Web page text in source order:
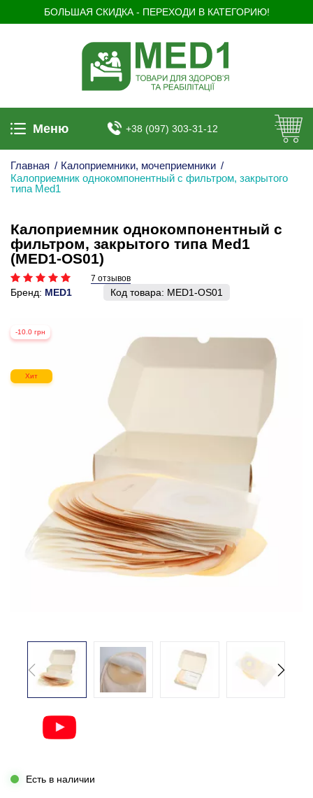
БОЛЬШАЯ СКИДКА - ПЕРЕХОДИ В КАТЕГОРИЮ!
Меню +38 (097) 303-31-12
Главная / Калоприемники, мочеприемники /
Калоприемник однокомпонентный с фильтром, закрытого
типа Med1
Калоприемник однокомпонентный с
фильтром, закрытого типа Med1
(MED1-OS01)
7 отзывов
Бренд: MED1 Код товара: MED1-OS01
-10.0 грн
Хит
Есть в наличии